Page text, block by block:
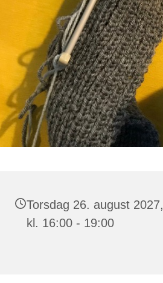
Torsdag 26. august 2027,
kl. 16:00 - 19:00